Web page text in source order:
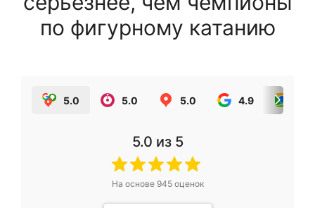
по фигурному катанию
5.0 5.0 5.0 4.9
5.0 из 5
На основе 945оценок